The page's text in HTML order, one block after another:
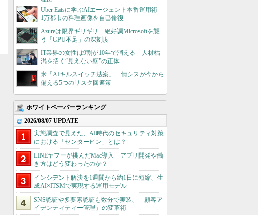
Uber Eatsに学ぶAIエージェント本番運用術
1万都市の料理画像を自己修復
Azureは限界ギリギリ 絶好調Microsoftを襲
う「GPU不足」の深刻度
IT業界の女性は9割が10年で消える 人材枯
渇を招く“見えない壁”の正体
米「AIキルスイッチ法案」 情シスが今から
備える5つのリスク回避策
ホワイトペーパーランキング
2026/08/07 UPDATE
実態調査で見えた、AI時代のセキュリティ対策
における「センターピン」とは？
LINEヤフーが挑んだMac導入 アプリ開発や働
き方はどう変わったのか？
インシデント解決を1週間から約1日に短縮、生
成AI×ITSMで実現する運用モデル
SNS認証や多要素認証も数分で実装、「顧客ア
イデンティティー管理」の変革術